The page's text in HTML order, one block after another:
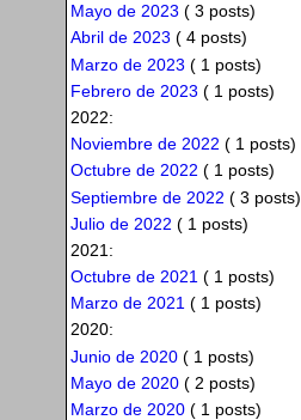
Mayo de 2023 ( 3 posts)
Abril de 2023 ( 4 posts)
Marzo de 2023 ( 1 posts)
Febrero de 2023 ( 1 posts)
2022:
Noviembre de 2022 ( 1 posts)
Octubre de 2022 ( 1 posts)
Septiembre de 2022 ( 3 posts)
Julio de 2022 ( 1 posts)
2021:
Octubre de 2021 ( 1 posts)
Marzo de 2021( 1 posts)
2020:
Junio de 2020( 1 posts)
Mayo de 2020( 2 posts)
Marzo de 2020( 1 posts)